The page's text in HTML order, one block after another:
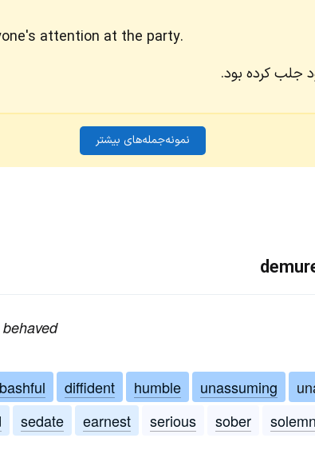
attention at the party.
جلب کرده بود.
نمونه‌جمله‌های بیشتر
bashful diffident humble unassuming
sedate earnest serious sober solemn